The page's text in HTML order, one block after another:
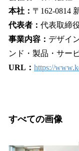
本社： 〒162-0814
代表者： 代表取締
事業内容： デザイ
ンド・製品・サー
URL： https://
すべての画像